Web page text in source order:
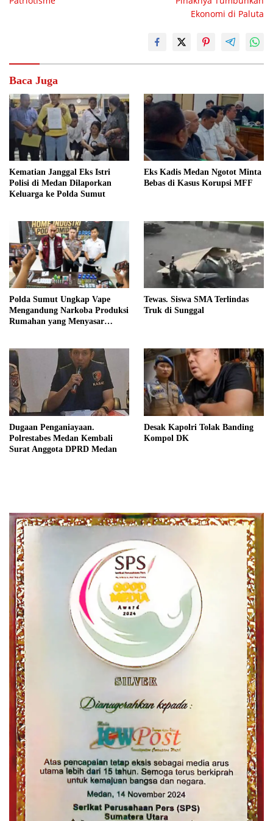
Ekonomi di Paluta
Baca Juga
Kematian Janggal Eks Istri
Polisi di Medan Dilaporkan
Keluarga ke Polda Sumut
Eks Kadis Medan Ngotot Minta
Bebas di Kasus Korupsi MFF
Polda Sumut Ungkap Vape
Mengandung Narkoba Produksi
Rumahan yang Menyasar
Tewas. Siswa SMA Terlindas
Truk di Sunggal
Dugaan Penganiayaan.
Polrestabes Medan Kembali
Surat Anggota DPRD Medan
Desak Kapolri Tolak Banding
Kompol DK